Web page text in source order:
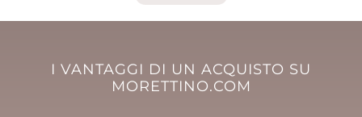
I VANTAGGI DI UN ACQUISTO SU
MORETTINO.COM